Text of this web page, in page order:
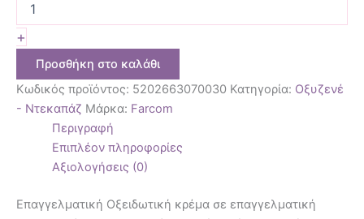
+
Προσθήκη στο καλάθι
Κωδικός προϊόντος: 5202663070030 Κατηγορία: Οξυζενέ
- Ντεκαπάζ Μάρκα: Farcom
Περιγραφή
Επιπλέον πληροφορίες
Αξιολογήσεις (0)
Επαγγελματική Οξειδωτική κρέμα σε επαγγελματική